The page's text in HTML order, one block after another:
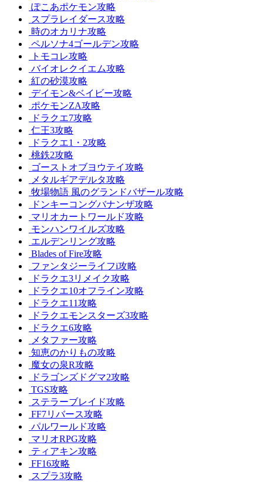
ぽこあポケモン攻略
スプラレイダース攻略
時のオカリナ攻略
ペルソナ4ゴールデン攻略
トモコレ攻略
バイオレクイエム攻略
紅の砂漠攻略
デイモン&ベイビー攻略
ポケモンZA攻略
ドラクエ7攻略
仁王3攻略
ドラクエ1・2攻略
桃鉄2攻略
ゴーストオブヨウテイ攻略
メタルギアデルタ攻略
牧場物語 風のグランドバザール攻略
ドンキーコングバナンザ攻略
マリオカートワールド攻略
モンハンワイルズ攻略
エルデンリング攻略
Blades of Fire攻略
ファンタジーライフi攻略
ドラクエ3リメイク攻略
ドラクエ10オフライン攻略
ドラクエ11攻略
ドラクエモンスターズ3攻略
ドラクエ6攻略
メタファー攻略
知恵のかりもの攻略
魔女の泉R攻略
ドラゴンズドグマ2攻略
TGS攻略
ステラーブレイド攻略
FF7リバース攻略
パルワールド攻略
マリオRPG攻略
ティアキン攻略
FF16攻略
スプラ3攻略